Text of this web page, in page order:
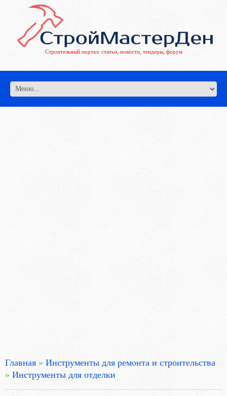
Строительный портал: статьи, новости, тендеры, форум
Главная » Инструменты для ремонта и строительства
» Инструменты для отделки